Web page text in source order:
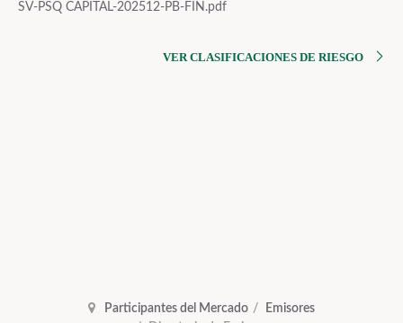
SV-PSQ CAPITAL-202512-PB-FIN.pdf
VER CLASIFICACIONES DE RIESGO
Participantes del Mercado
Emisores